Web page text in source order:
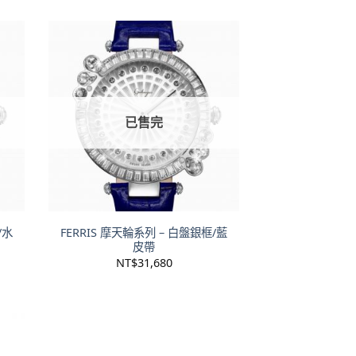
已售完
FERRIS 摩天輪系列 – 白盤銀框/藍
皮帶
NT$31,680